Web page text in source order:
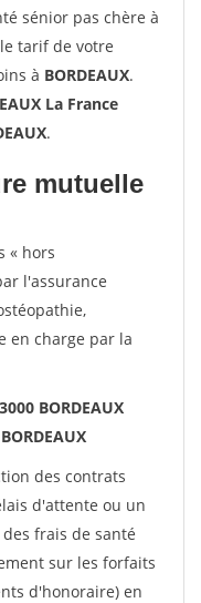
sénior pas chère à
tarif de votre
à BORDEAUX.
La France
.
mutuelle
« hors
l'assurance
en charge par la
BORDEAUX
BORDEAUX
des contrats
d'attente ou un
frais de santé
sur les forfaits
d'honoraire) en